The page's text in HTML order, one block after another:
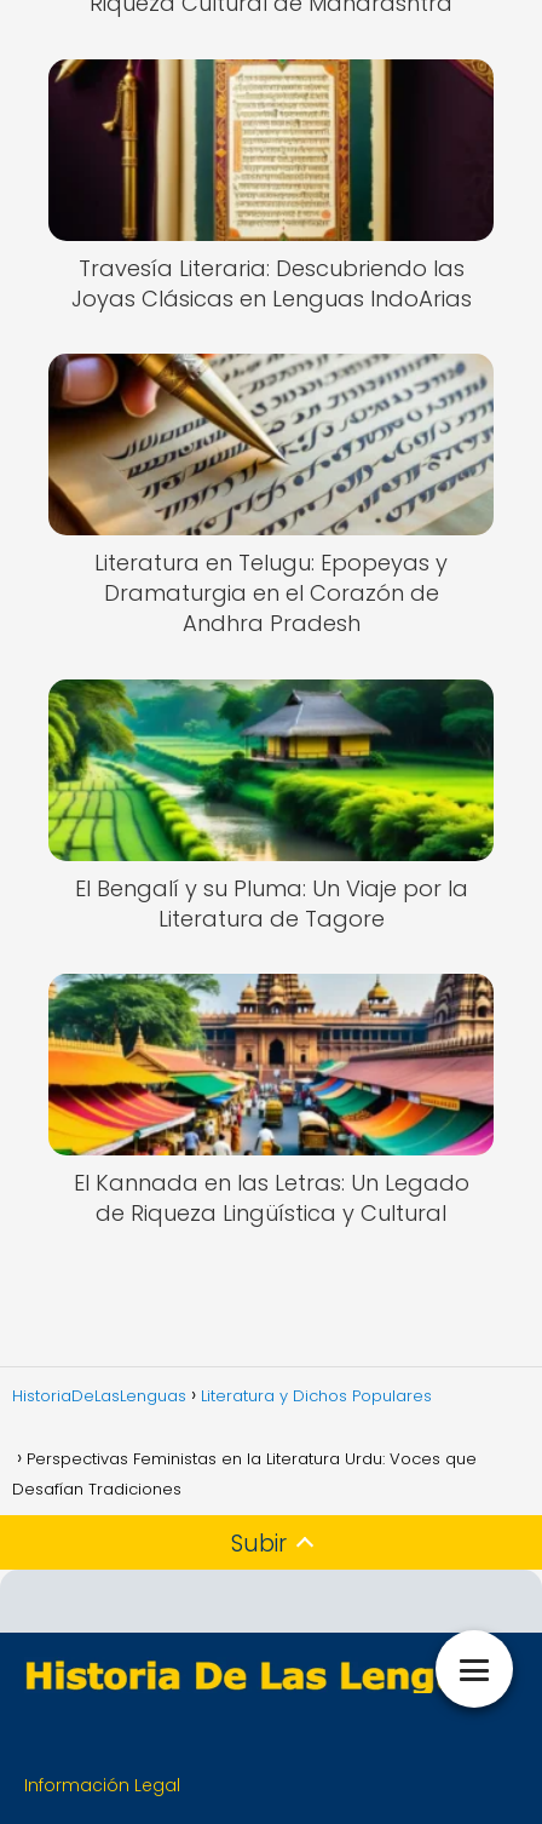
Travesía Literaria: Descubriendo las
Joyas Clásicas en Lenguas IndoArias
Literatura en Telugu: Epopeyas y
Dramaturgia en el Corazón de
Andhra Pradesh
El Bengalí y su Pluma: Un Viaje por la
Literatura de Tagore
El Kannada en las Letras: Un Legado
de Riqueza Lingüística y Cultural
HistoriaDeLasLenguas Literatura y Dichos Populares
Perspectivas Feministas en la Literatura Urdu: Voces que
Desafían Tradiciones
Subir
Información Legal